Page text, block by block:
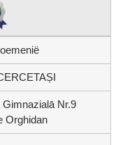
Gimnazialā Nr.9
Orghidan